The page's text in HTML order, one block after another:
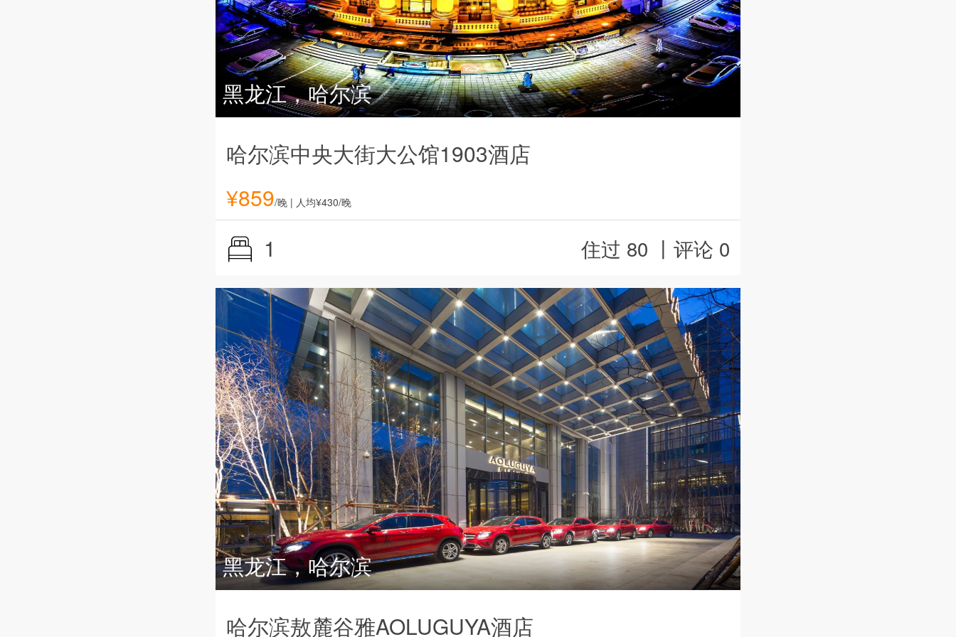
黑龙江，哈尔滨
哈尔滨中央大街大公馆1903酒店
¥859/晚 | 人均¥430/晚
1 住过 80 丨 评论 0
黑龙江，哈尔滨
哈尔滨敖麓谷雅AOLUGUYA酒店